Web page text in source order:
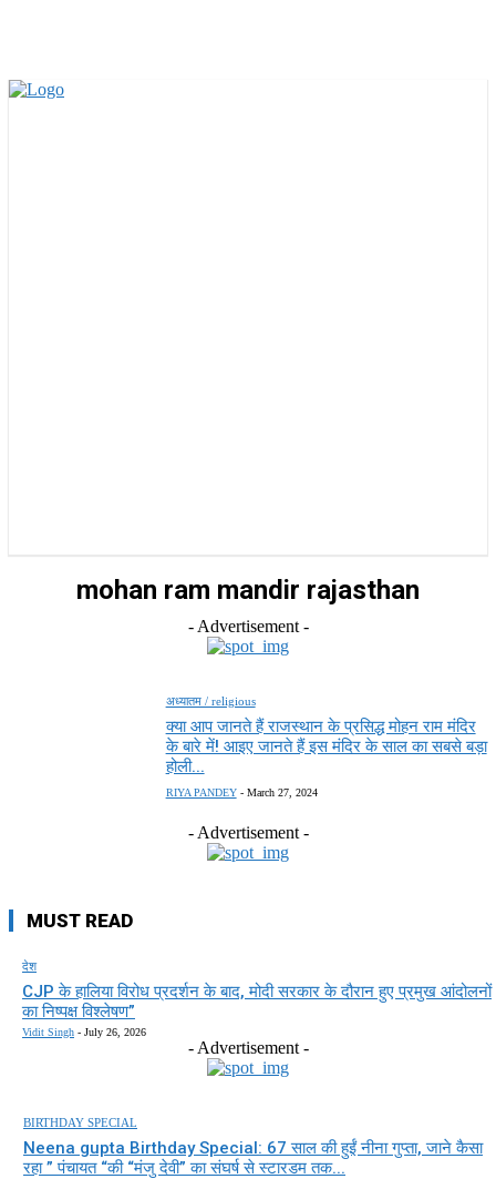
mohan ram mandir rajasthan
- Advertisement -
अध्यातम / religious
क्या आप जानते हैं राजस्थान के प्रसिद्ध मोहन राम मंदिर
के बारे में! आइए जानते हैं इस मंदिर के साल का सबसे बड़ा
होली...
RIYA PANDEY - March 27, 2024
- Advertisement -
MUST READ
देश
CJP के हालिया विरोध प्रदर्शन के बाद, मोदी सरकार के दौरान हुए प्रमुख आंदोलनों
का निष्पक्ष विश्लेषण”
Vidit Singh - July 26, 2026
- Advertisement -
BIRTHDAY SPECIAL
Neena gupta Birthday Special: 67 साल की हुईं नीना गुप्ता, जाने कैसा
रहा ” पंचायत “की “मंजु देवी” का संघर्ष से स्टारडम तक...